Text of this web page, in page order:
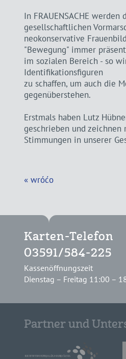
In FRAUENSACHE
gesellschaftlichen
neokonservative
"Bewegung" immer
im sozialen Bereich - so
Identifikationsfiguren
zu schaffen, um auch die
gegenüberstehen.
Erstmals haben Lutz
geschrieben und
Stimmungen in unserer
« wróćo
Karten-Telefon
03591/584-225
Kassenöffnungszeit
Dienstag – Freitag 11:00 –
Partner und